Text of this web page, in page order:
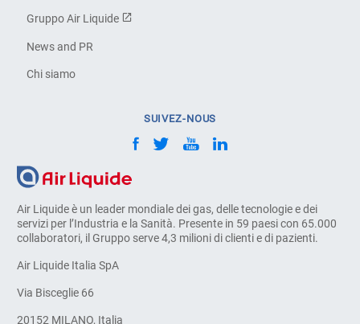
Air Liquide è un leader mondiale dei gas, delle tecnologie e dei
servizi per l’Industria e la Sanità. Presente in 59 paesi con 65.000
collaboratori, il Gruppo serve 4,3 milioni di clienti e di pazienti.
Air Liquide Italia SpA
Via Bisceglie 66
20152 MILANO, Italia
Gruppo Air Liquide
News and PR
Chi siamo
SUIVEZ-NOUS